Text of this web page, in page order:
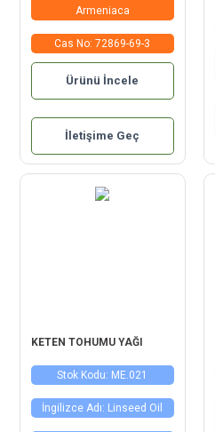
Armeniaca
Cas No: 72869-69-3
Ürünü İncele
İletişime Geç
KETEN TOHUMU YAĞI
Stok Kodu: ME.021
İngilizce Adı: Linseed Oil